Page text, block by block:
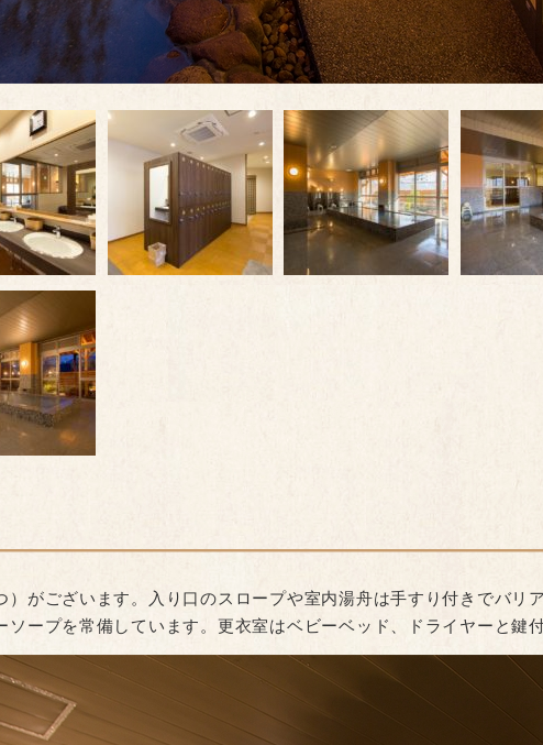
がございます。入り口のスロープや室内湯舟は手すり付きでバリ
ープを常備しています。更衣室はベビーベッド、ドライヤーと鍵